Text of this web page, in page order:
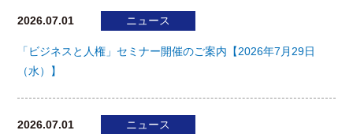
2026.07.01 ニュース
「ビジネスと人権」セミナー開催のご案内【2026年7月29日
（水）】
2026.07.01 ニュース